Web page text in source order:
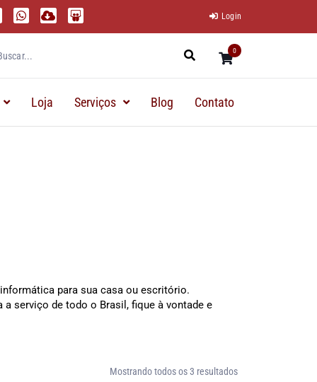
Login
0
Loja Serviços Blog Contato
para sua casa ou escritório.
serviço de todo o Brasil, fique à vontade e
Mostrando todos os 3 resultados